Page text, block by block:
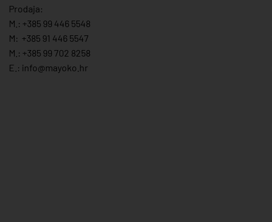
Prodaja:
M.: +385 99 446 5548
M: +385 91 446 5547
M.: +385 99 702 8258
E.: info@mayoko. hr